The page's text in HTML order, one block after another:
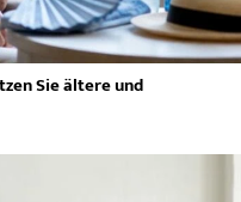
Sie ältere und